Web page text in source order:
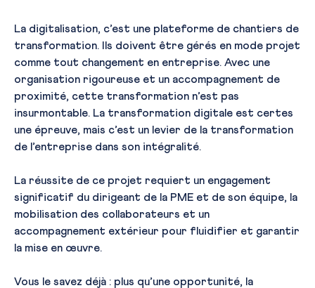
La digitalisation, c’est une plateforme de chantiers de
transformation. Ils doivent être gérés en mode projet
comme tout changement en entreprise. Avec une
organisation rigoureuse et un accompagnement de
proximité, cette transformation n’est pas
insurmontable. La transformation digitale est certes
une épreuve, mais c’est un levier de la transformation
de l’entreprise dans son intégralité.
La réussite de ce projet requiert un engagement
significatif du dirigeant de la PME et de son équipe, la
mobilisation des collaborateurs et un
accompagnement extérieur pour fluidifier et garantir
la mise en œuvre.
Vous le savez déjà : plus qu’une opportunité, la